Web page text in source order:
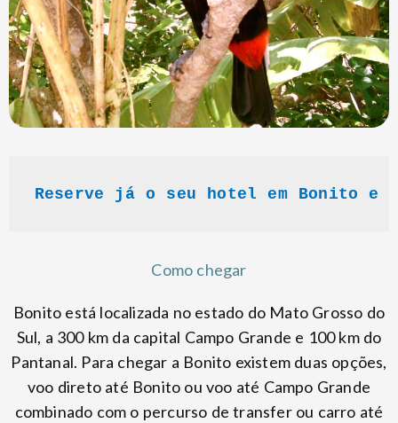
Reserve já o seu hotel em Bonito e
Como chegar
Bonito está localizada no estado do Mato Grosso do
Sul, a 300 km da capital Campo Grande e 100 km do
Pantanal. Para chegar a Bonito existem duas opções,
voo direto até Bonito ou voo até Campo Grande
combinado com o percurso de transfer ou carro até